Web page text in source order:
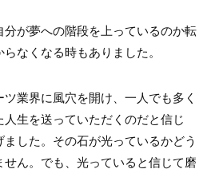
が夢への階段を上っているのか転
なくなる時もありました。
業界に風穴を開け、一人でも多く
生を送っていただくのだと信じ
した。その石が光っているかどう
ん。でも、光っていると信じて磨